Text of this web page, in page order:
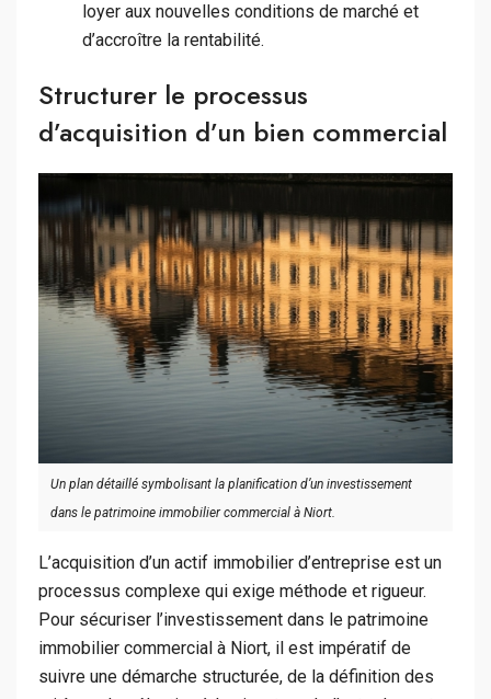
loyer aux nouvelles conditions de marché et
d’accroître la rentabilité.
Structurer le processus
d’acquisition d’un bien commercial
Un plan détaillé symbolisant la planification d’un investissement
dans le patrimoine immobilier commercial à Niort.
L’acquisition d’un actif immobilier d’entreprise est un
processus complexe qui exige méthode et rigueur.
Pour sécuriser l’investissement dans le patrimoine
immobilier commercial à Niort, il est impératif de
suivre une démarche structurée, de la définition des